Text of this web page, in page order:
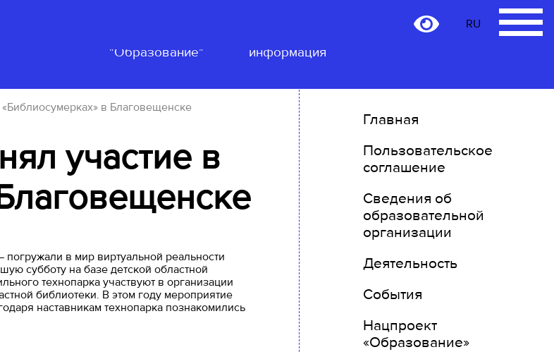
"Образование"
информация
RU
в Благовещенске
участие в
в мир виртуальной реальности
субботу на базе детской областной
технопарка участвуют в организации
библиотеки. В этом году мероприятие
наставникам технопарка познакомились
Главная
Пользовательское
соглашение
Сведения об
образовательной
организации
Деятельность
События
Нацпроект
«Образование»